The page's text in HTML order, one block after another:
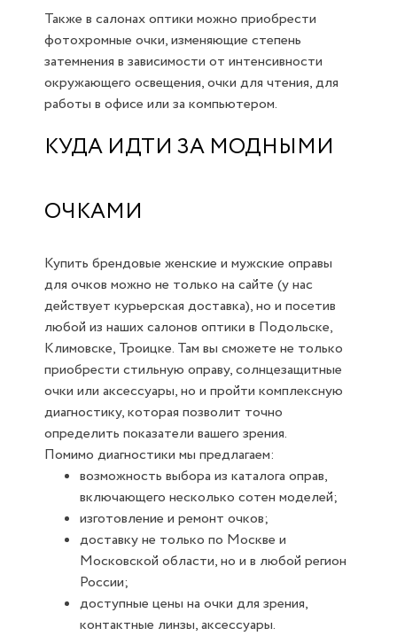
Также в салонах оптики можно приобрести
фотохромные очки, изменяющие степень
затемнения в зависимости от интенсивности
окружающего освещения, очки для чтения, для
работы в офисе или за компьютером.
КУДА ИДТИ ЗА МОДНЫМИ
ОЧКАМИ
Купить брендовые женские и мужские оправы
для очков можно не только на сайте (у нас
действует курьерская доставка), но и посетив
любой из наших салонов оптики в Подольске,
Климовске, Троицке. Там вы сможете не только
приобрести стильную оправу, солнцезащитные
очки или аксессуары, но и пройти комплексную
диагностику, которая позволит точно
определить показатели вашего зрения.
Помимо диагностики мы предлагаем:
возможность выбора из каталога оправ,
включающего несколько сотен моделей;
изготовление и ремонт очков;
доставку не только по Москве и
Московской области, но и в любой регион
России;
доступные цены на очки для зрения,
контактные линзы, аксессуары.